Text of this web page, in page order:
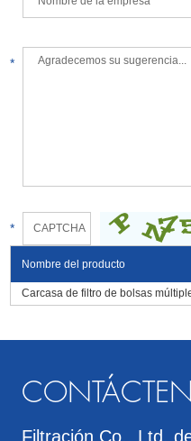
*
*
Nombre del producto
Carcasa de filtro de bolsas
Filtración Co., Ltd.